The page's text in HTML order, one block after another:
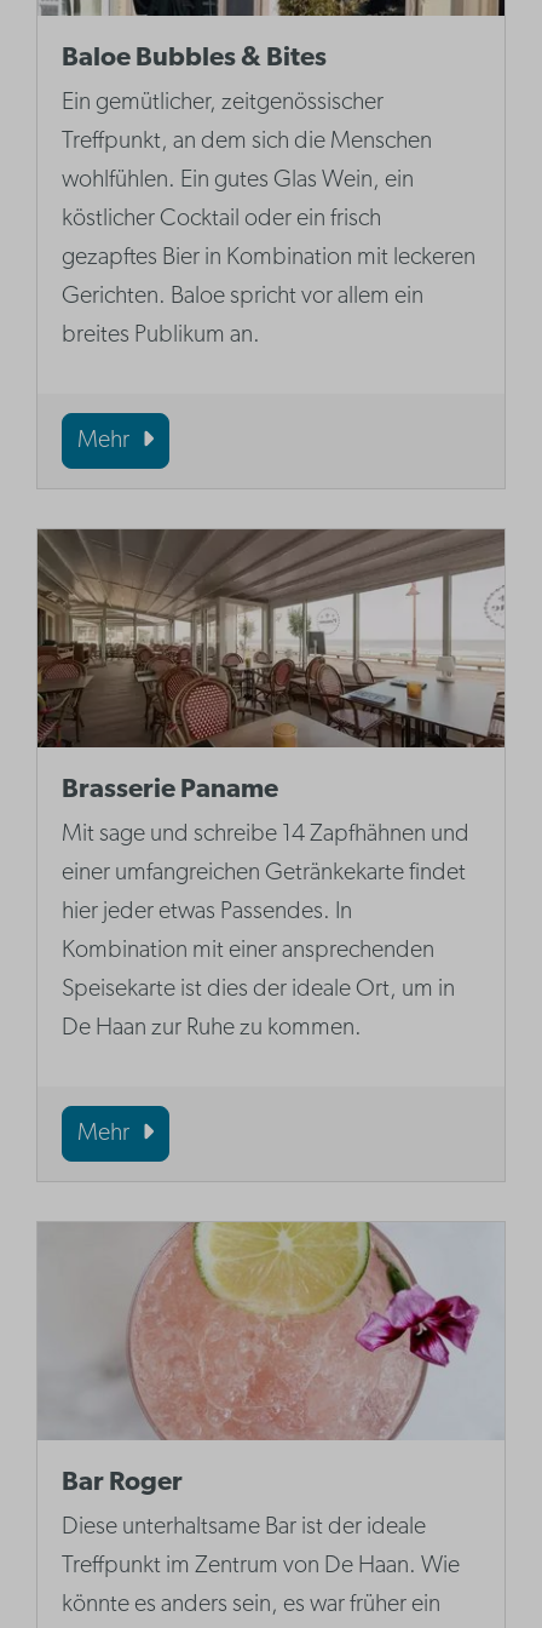
Baloe Bubbles & Bites
Ein gemütlicher, zeitgenössischer
Treffpunkt, an dem sich die Menschen
wohlfühlen. Ein gutes Glas Wein, ein
köstlicher Cocktail oder ein frisch
gezapftes Bier in Kombination mit leckeren
Gerichten. Baloe spricht vor allem ein
breites Publikum an.
Mehr
Brasserie Paname
Mit sage und schreibe 14 Zapfhähnen und
einer umfangreichen Getränkekarte findet
hier jeder etwas Passendes. In
Kombination mit einer ansprechenden
Speisekarte ist dies der ideale Ort, um in
De Haan zur Ruhe zu kommen.
Mehr
Bar Roger
Diese unterhaltsame Bar ist der ideale
Treffpunkt im Zentrum von De Haan. Wie
könnte es anders sein, es war früher ein